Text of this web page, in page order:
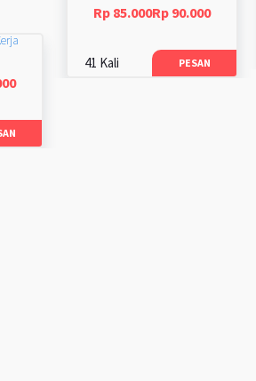
Rp 85.000Rp 90.000
41 Kali PESAN